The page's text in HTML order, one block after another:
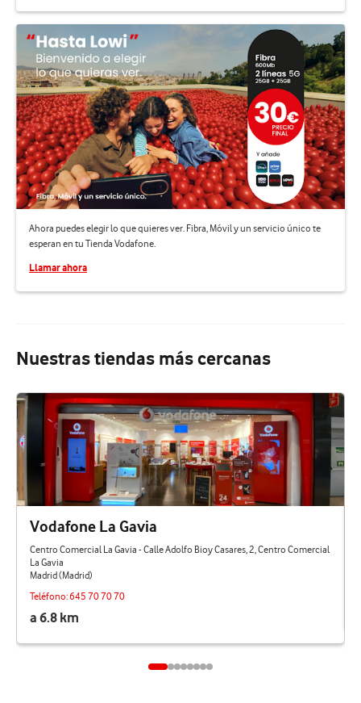
Ahora puedes elegir lo que quieres ver. Fibra, Móvil y un servicio único te
esperan en tu Tienda Vodafone.
Llamar ahora
Nuestras tiendas más cercanas
Vodafone La Gavia
Centro Comercial La Gavia - Calle Adolfo Bioy Casares, 2, Centro Comercial
La Gavia
Madrid (Madrid)
Teléfono:645 70 70 70
a 6.8 km